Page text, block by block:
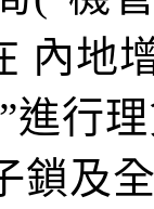
內地
進行
鎖及